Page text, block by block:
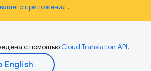
приложения .
с помощьюCloud Translation API.